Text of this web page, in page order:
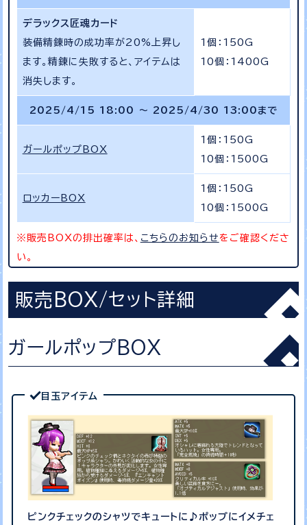
デラックス匠魂カード
装備精錬時の成功率が20%上昇し
ます。精錬に失敗すると、アイテムは
消失します。
1個：150G
10個：1400G
2025/4/15 18:00 ～ 2025/4/30 13:00まで
ガールポップBOX
1個：150G
10個：1500G
ロッカーBOX
1個：150G
10個：1500G
※販売BOXの排出確率は、 こちらのお知らせ をご確認くださ
い。
販売BOX/セット詳細
ガールポップBOX
目玉アイテム
ピンクチェックのシャツでキュートに♪ポップにイメチェ